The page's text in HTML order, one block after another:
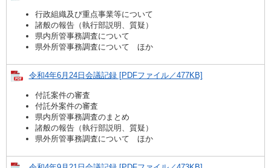
行政組織及び重点事業等について
諸般の報告（執行部説明、質疑）
県内所管事務調査について
県外所管事務調査について ほか
令和4年6月24日会議記録 [PDFファイル／477KB]
付託案件の審査
付託外案件の審査
県内所管事務調査のまとめ
諸般の報告（執行部説明、質疑）
県外所管事務調査について ほか